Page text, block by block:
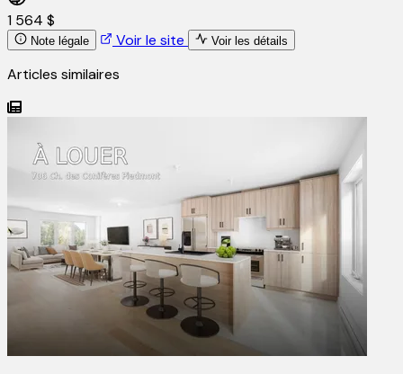
1 564 $
Note légale Voir le site Voir les détails
Articles similaires